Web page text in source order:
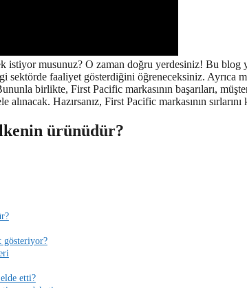
istiyor musunuz? O zaman doğru yerdesiniz! Bu blog
sektörde faaliyet gösterdiğini öğreneceksiniz. Ayrıca
birlikte, First Pacific markasının başarıları,
Hazırsanız, First Pacific markasının
ürünüdür?
gösteriyor?
etti?